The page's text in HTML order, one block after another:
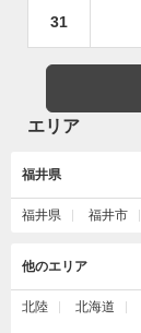
31
エリア
福井県
福井県 福井市
他のエリア
北陸 北海道